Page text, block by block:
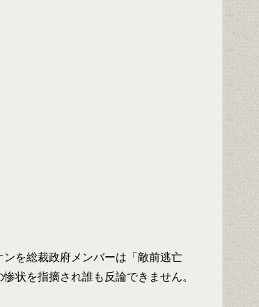
を総裁政府メンバーは「敵前逃亡
状を指摘され誰も反論できません。